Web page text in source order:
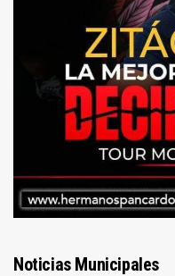
Noticias Municipales